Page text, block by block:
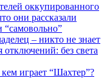
оккупированного
они рассказали
“самовольно”
– никто не знает
без света
играет “Шахтер”?